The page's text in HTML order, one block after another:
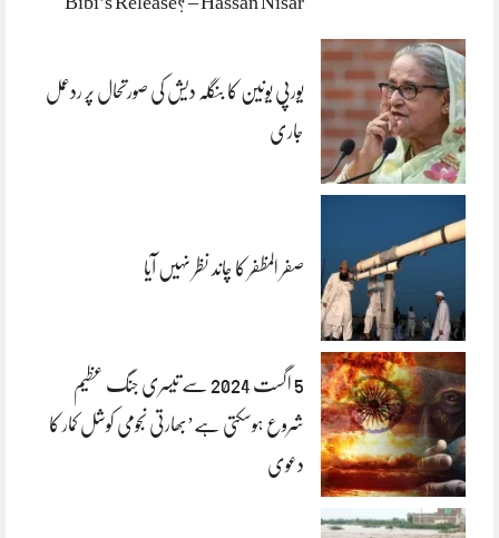
یورپی یونین کا بنگلہ دیش کی صورتحال پر ردعمل
جاری
صفر المظفر کا چاند نظر نہیں آیا
5 اگست 2024 سے تیسری جنگ عظیم
شروع ہوسکتی ہے’بھارتی نجومی کوشل کمار کا
دعوی